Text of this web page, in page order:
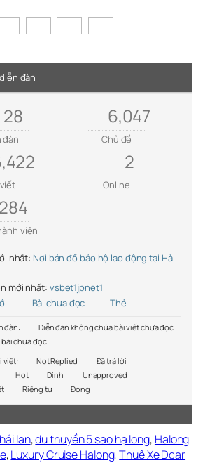
đàn
28
đàn
6,047
Chủ đề
2
Online
284
viên
nhất: Nơi bán đồ bảo hộ lao động tại Hà
mới nhất: vsbet1jpnet1
Bài chưa đọc Thẻ
đàn:
Diễn đàn không chứa bài viết chưa đọc
chưa đọc
viết:
Not Replied
Đã trả lời
Hot Dính
Unapproved
Riêng tư Đóng
lan,du thuyền 5 sao hạ long, Halong
,Luxury Cruise Halong,Thuê Xe Dcar